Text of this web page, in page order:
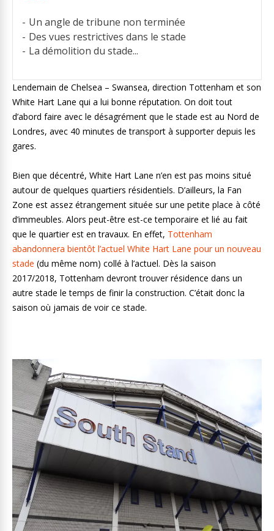
Un angle de tribune non terminée
Des vues restrictives dans le stade
La démolition du stade...
Lendemain de Chelsea – Swansea, direction Tottenham et son
White Hart Lane qui a lui bonne réputation. On doit tout
d’abord faire avec le désagrément que le stade est au Nord de
Londres, avec 40 minutes de transport à supporter depuis les
gares.
Bien que décentré, White Hart Lane n’en est pas moins situé
autour de quelques quartiers résidentiels. D’ailleurs, la Fan
Zone est assez étrangement située sur une petite place à côté
d’immeubles. Alors peut-être est-ce temporaire et lié au fait
que le quartier est en travaux. En effet, Tottenham
abandonnera bientôt l’actuel White Hart Lane pour un nouveau
stade (du même nom) collé à l’actuel. Dès la saison
2017/2018, Tottenham devront trouver résidence dans un
autre stade le temps de finir la construction. C’était donc la
saison où jamais de voir ce stade.